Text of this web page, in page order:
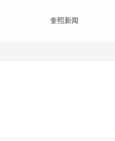
奎熙新闻